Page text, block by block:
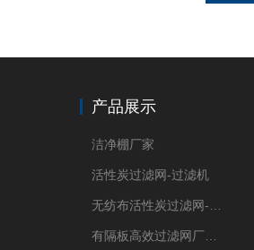
产品展示
洁净棚厂家
活性炭过滤网-过滤机